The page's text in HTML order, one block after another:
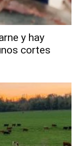
y hay
cortes